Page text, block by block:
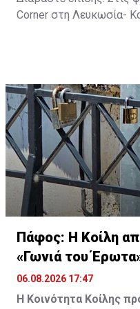
Corner στη Λευκωσία-
Πάφος: Η Κοίλη
«Γωνιά του
06.08.2026 17:47
Η Κοινότητα Κοίλης